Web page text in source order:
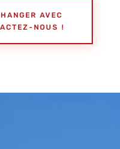
AVEC
NOUS !